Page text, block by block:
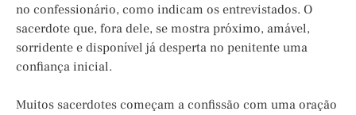
no confessionário, como indicam os entrevistados. O
sacerdote que, fora dele, se mostra próximo, amável,
sorridente e disponível já desperta no penitente uma
confiança inicial.
Muitos sacerdotes começam a confissão com uma oração